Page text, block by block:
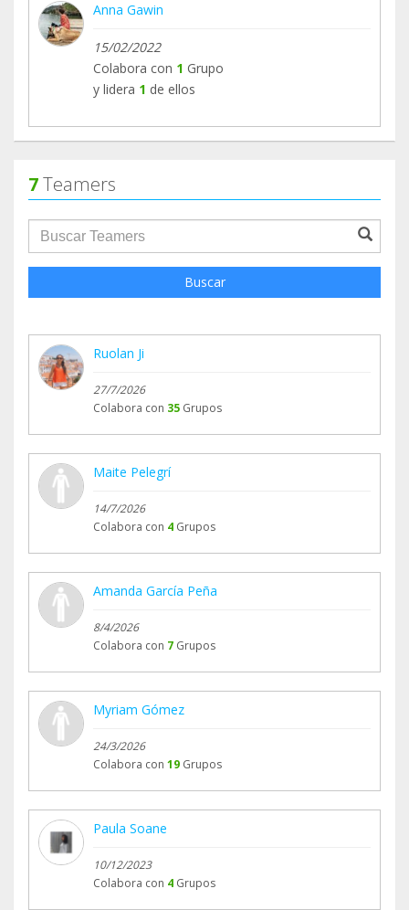
Anna Gawin
15/02/2022
Colabora con 1 Grupo
y lidera 1 de ellos
7Teamers
groupProfile.searchForm.search.text???
Buscar
Ruolan Ji
27/7/2026
Colabora con 35 Grupos
Maite Pelegrí
14/7/2026
Colabora con 4 Grupos
Amanda García Peña
8/4/2026
Colabora con 7 Grupos
Myriam Gómez
24/3/2026
Colabora con 19 Grupos
Paula Soane
10/12/2023
Colabora con 4 Grupos